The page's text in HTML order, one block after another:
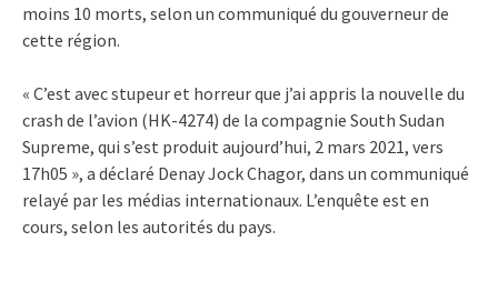
moins 10 morts, selon un communiqué du gouverneur de
cette région.
« C’est avec stupeur et horreur que j’ai appris la nouvelle du
crash de l’avion (HK-4274) de la compagnie South Sudan
Supreme, qui s’est produit aujourd’hui, 2 mars 2021, vers
17h05 », a déclaré Denay Jock Chagor, dans un communiqué
relayé par les médias internationaux. L’enquête est en
cours, selon les autorités du pays.